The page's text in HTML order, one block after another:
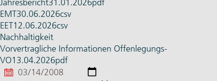
Jahres­bericht31.01.2026pdf
EMT30.06.2026csv
EET12.06.2026csv
Nachhaltigkeit
Vorvertragliche Informationen Offenlegungs-
VO13.04.2026pdf
von